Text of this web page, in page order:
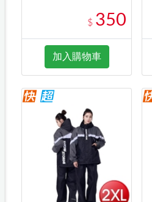
$ 350
加入購物車